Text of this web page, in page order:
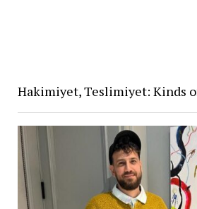
Hakimiyet, Teslimiyet: Kinds